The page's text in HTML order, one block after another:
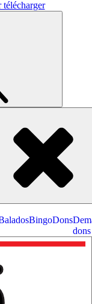
BingoDons
dons